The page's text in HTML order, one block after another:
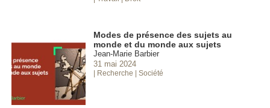
Modes de présence des sujets au
monde et du monde aux sujets
Jean-Marie Barbier
31 mai 2024
| Recherche | Société